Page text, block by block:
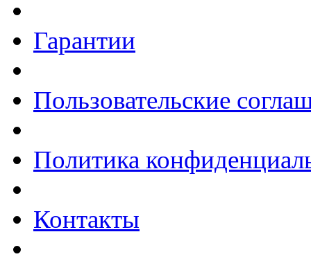
Гарантии
Пользовательские
Политика
Контакты